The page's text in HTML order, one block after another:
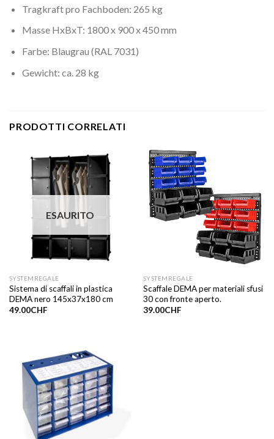
Tragkraft pro Fachboden: 265 kg
Masse HxBxT: 1800 x 900 x 450 mm
Farbe: Blaugrau (RAL 7031)
Gewicht: ca. 28 kg
PRODOTTI CORRELATI
ESAURITO
SYSTEMREGALE
Sistema di scaffali in plastica
DEMA nero 145x37x180 cm
49.00CHF
SYSTEMREGALE
Scaffale DEMA per materiali sfusi
30 con fronte aperto.
39.00CHF